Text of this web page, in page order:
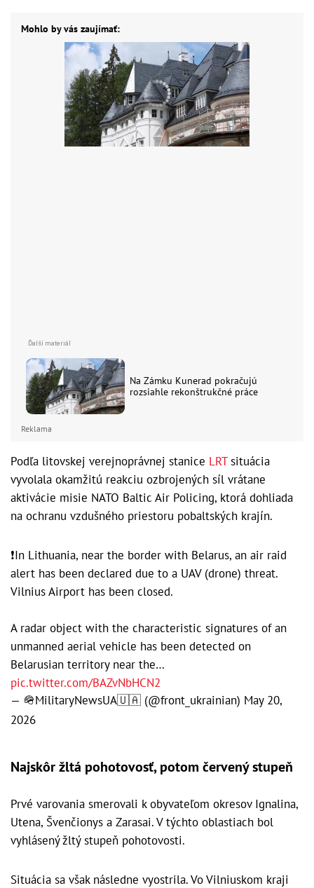
Mohlo by vás zaujímať:
Na Zámku Kunerad pokračujú
rozsiahle rekonštrukčné práce
Reklama
Podľa litovskej verejnoprávnej stanice LRTsituácia
vyvolala okamžitú reakciu ozbrojených síl vrátane
aktivácie misie NATO Baltic Air Policing, ktorá dohliada
na ochranu vzdušného priestoru pobaltských krajín.
❗️In Lithuania, near the border with Belarus, an air raid
alert has been declared due to a UAV (drone) threat.
Vilnius Airport has been closed.
A radar object with the characteristic signatures of an
unmanned aerial vehicle has been detected on
Belarusian territory near the…
pic.twitter.com/BAZvNbHCN2
— 🪖MilitaryNewsUA🇺🇦 (@front_ukrainian) May 20,
2026
Najskôr žltá pohotovosť, potom červený stupeň
Prvé varovania smerovali k obyvateľom okresov Ignalina,
Utena, Švenčionys a Zarasai. V týchto oblastiach bol
vyhlásený žltý stupeň pohotovosti.
Situácia sa však následne vyostrila. Vo Vilniuskom kraji